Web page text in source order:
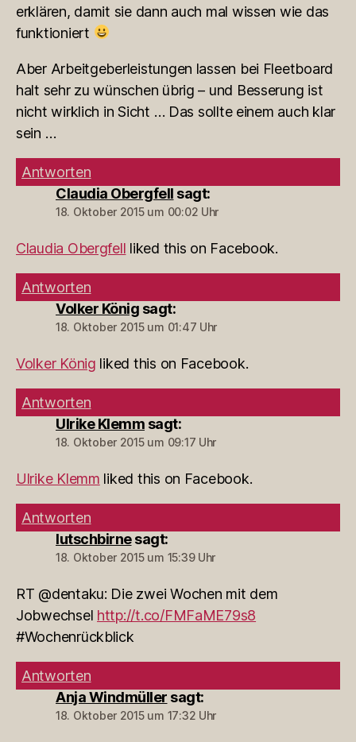
erklären, damit sie dann auch mal wissen wie das
funktioniert
Aber Arbeitgeberleistungen lassen bei Fleetboard
halt sehr zu wünschen übrig – und Besserung ist
nicht wirklich in Sicht … Das sollte einem auch klar
sein …
Antworten
Claudia Obergfell sagt:
18. Oktober 2015 um 00:02 Uhr
Claudia Obergfell liked this on Facebook.
Antworten
Volker König sagt:
18. Oktober 2015 um 01:47 Uhr
Volker König liked this on Facebook.
Antworten
Ulrike Klemm sagt:
18. Oktober 2015 um 09:17 Uhr
Ulrike Klemm liked this on Facebook.
Antworten
lutschbirne sagt:
18. Oktober 2015 um 15:39 Uhr
RT @dentaku: Die zwei Wochen mit dem
Jobwechsel http://t.co/FMFaME79s8
#Wochenrückblick
Antworten
Anja Windmüller sagt:
18. Oktober 2015 um 17:32 Uhr